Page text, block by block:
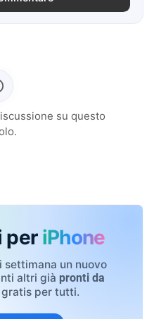
su questo
per iPhone
settimana un nuovo
altri già pronti da
gratis per tutti.